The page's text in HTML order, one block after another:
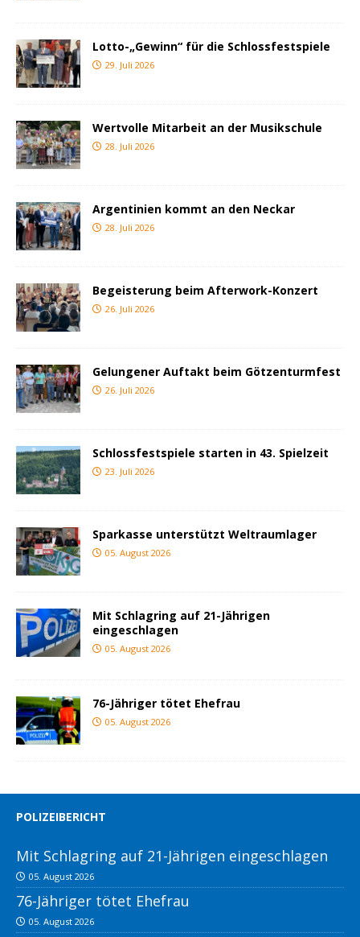
Lotto-„Gewinn“ für die Schlossfestspiele
29. Juli 2026
Wertvolle Mitarbeit an der Musikschule
28. Juli 2026
Argentinien kommt an den Neckar
28. Juli 2026
Begeisterung beim Afterwork-Konzert
26. Juli 2026
Gelungener Auftakt beim Götzenturmfest
26. Juli 2026
Schlossfestspiele starten in 43. Spielzeit
23. Juli 2026
Sparkasse unterstützt Weltraumlager
05. August 2026
Mit Schlagring auf 21-Jährigen
eingeschlagen
05. August 2026
76-Jähriger tötet Ehefrau
05. August 2026
POLIZEIBERICHT
Mit Schlagring auf 21-Jährigen eingeschlagen
05. August 2026
76-Jähriger tötet Ehefrau
05. August 2026